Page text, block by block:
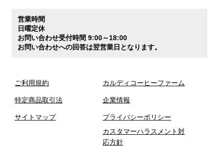
営業時間
日曜定休
お問い合わせ受付時間 9:00～18:00
お問い合わせへの回答は翌営業日となります。
ご利用規約
特定商品取引法
サイトマップ
カルディコーヒーファーム
企業情報
プライバシーポリシー
カスタマーハラスメント対
応方針